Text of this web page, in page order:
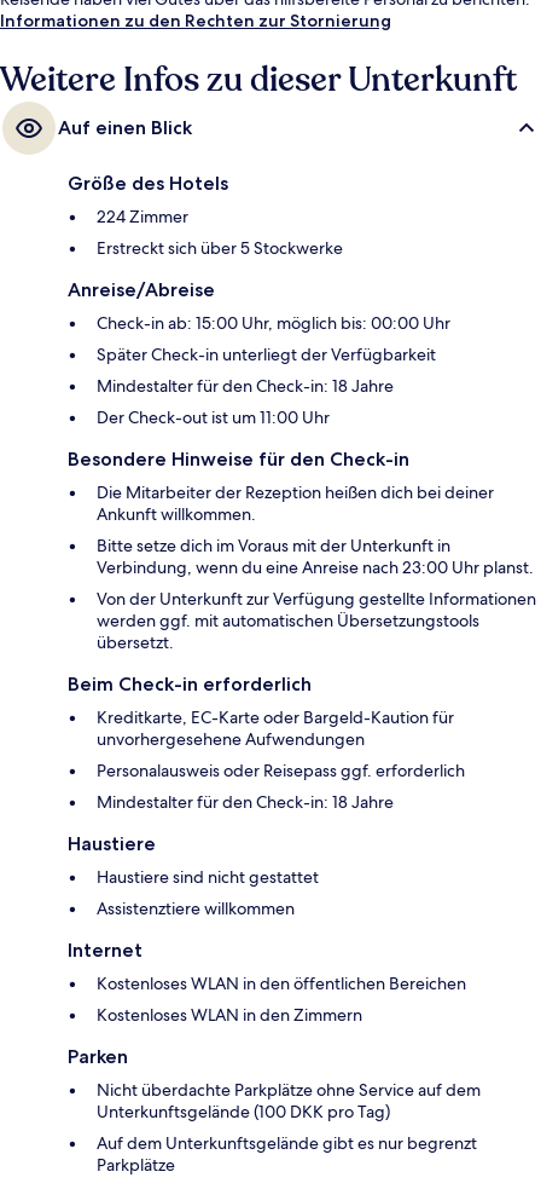
Informationen zu den Rechten zur Stornierung
Weitere Infos zu dieser Unterkunft
Auf einen Blick
Größe des Hotels
224 Zimmer
Erstreckt sich über 5 Stockwerke
Anreise/Abreise
Check-in ab: 15:00 Uhr, möglich bis: 00:00 Uhr
Später Check-in unterliegt der Verfügbarkeit
Mindestalter für den Check-in: 18 Jahre
Der Check-out ist um 11:00 Uhr
Besondere Hinweise für den Check-in
Die Mitarbeiter der Rezeption heißen dich bei deiner
Ankunft willkommen.
Bitte setze dich im Voraus mit der Unterkunft in
Verbindung, wenn du eine Anreise nach 23:00 Uhr planst.
Von der Unterkunft zur Verfügung gestellte Informationen
werden ggf. mit automatischen Übersetzungstools
übersetzt.
Beim Check-in erforderlich
Kreditkarte, EC-Karte oder Bargeld-Kaution für
unvorhergesehene Aufwendungen
Personalausweis oder Reisepass ggf. erforderlich
Mindestalter für den Check-in: 18 Jahre
Haustiere
Haustiere sind nicht gestattet
Assistenztiere willkommen
Internet
Kostenloses WLAN in den öffentlichen Bereichen
Kostenloses WLAN in den Zimmern
Parken
Nicht überdachte Parkplätze ohne Service auf dem
Unterkunftsgelände (100 DKK pro Tag)
Auf dem Unterkunftsgelände gibt es nur begrenzt
Parkplätze